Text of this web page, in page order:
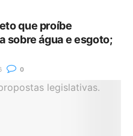
que proíbe
sobre água e esgoto;
0